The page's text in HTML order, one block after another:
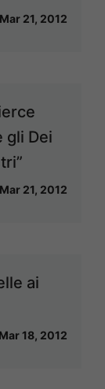
Mar 21, 2012
gli Dei
Mar 21, 2012
ai
Mar 18, 2012